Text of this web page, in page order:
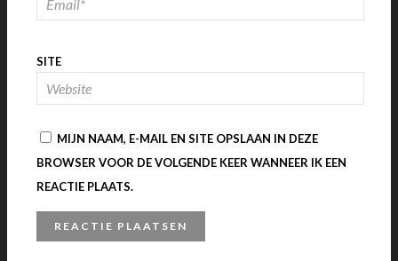
SITE
MIJN NAAM, E-MAIL EN SITE OPSLAAN IN DEZE
BROWSER VOOR DE VOLGENDE KEER WANNEER IK EEN
REACTIE PLAATS.